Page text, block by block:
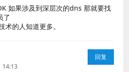
如果涉及到深层次的dns 那就要找
了
术的人知道更多。
14:13
回复